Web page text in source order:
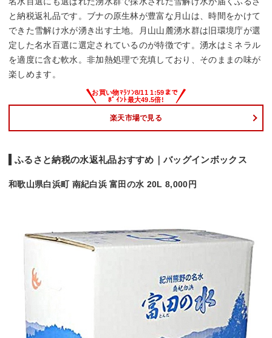
と納税返礼品です。ブナの原生林が豊富な月山は、時間をかけて
できた雪解け水が湧き出す土地。月山山麓湧水群は旧環境庁が選
定した名水百選に選定されているのが特徴です。湧水はミネラル
を適度に含む軟水。非加熱処理で充填しており、そのままの味が
楽しめます。
楽天市場で見る
ふるさと納税の水返礼品おすすめ｜バッグインボックス
和歌山県白浜町 南紀白浜 富田の水 20L 8,000円